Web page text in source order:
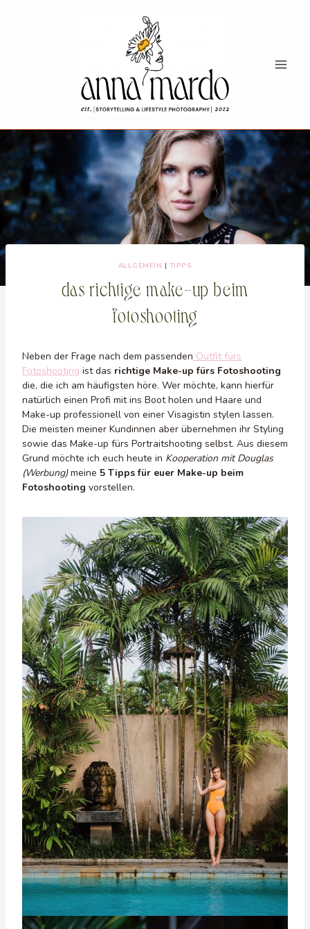
ALLGEMEIN | TIPPS
das richtige make-up beim
fotoshooting
Neben der Frage nach dem passenden Outfit fürs
Fotoshooting ist das richtige Make-up fürs Fotoshooting
die, die ich am häufigsten höre. Wer möchte, kann hierfür
natürlich einen Profi mit ins Boot holen und Haare und
Make-up professionell von einer Visagistin stylen lassen.
Die meisten meiner Kundinnen aber übernehmen ihr Styling
sowie das Make-up fürs Portraitshooting selbst. Aus diesem
Grund möchte ich euch heute in Kooperation mit Douglas
(Werbung)meine 5 Tipps für euer Make-up beim
Fotoshooting vorstellen.